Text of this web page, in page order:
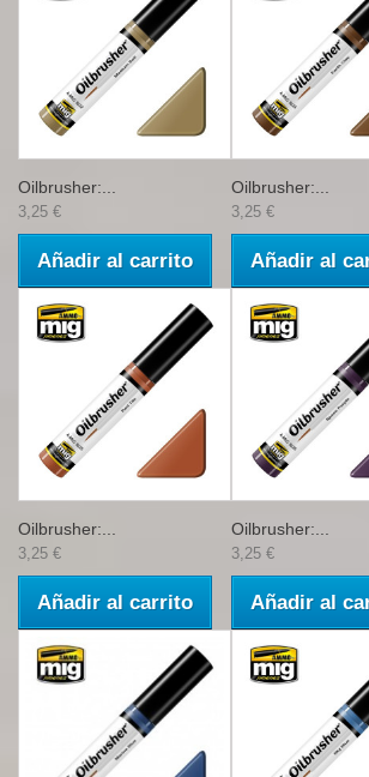
Oilbrusher:...
3,25 €
Añadir al carrito
Oilbrusher:...
3,25 €
Añadir al
Oilbrusher:...
3,25 €
Añadir al carrito
Oilbrusher:...
3,25 €
Añadir al